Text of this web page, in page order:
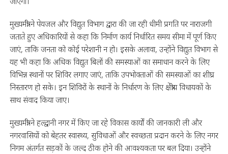
मुख्यमंत्री ने पेयजल और विद्युत विभाग द्वारा की जा रही धीमी प्रगति पर नाराजगी
जताते हुए अधिकारियों से कहा कि निर्माण कार्य निर्धारित समय सीमा में पूर्ण किए
जाएं, ताकि जनता को कोई परेशानी न हो। इसके अलावा, उन्होंने विद्युत विभाग से
यह भी कहा कि अधिक विद्युत बिलों की समस्याओं का समाधान करने के लिए
विभिन्न स्थानों पर शिविर लगाए जाएं, ताकि उपभोक्ताओं की समस्याओं का शीघ्र
निस्तारण हो सके। इन शिविरों के स्थानों के निर्धारण के लिए क्षेत्रीय विधायकों के
साथ संवाद किया जाए।
मुख्यमंत्री ने हल्द्वानी नगर में किए जा रहे विकास कार्यों की जानकारी ली और
नगरवासियों को बेहतर स्वास्थ्य, सुविधाओं और स्वच्छता प्रदान करने के लिए नगर
निगम अंतर्गत सड़कों के जल्द ठीक होने की आवश्यकता पर बल दिया। उन्होंने